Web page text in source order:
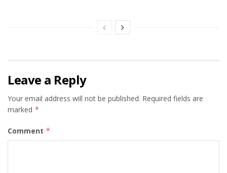
Leave a Reply
Your email address will not be published. Required fields are
marked *
Comment *